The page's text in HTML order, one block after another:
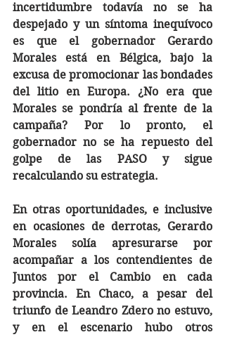
incertidumbre todavía no se ha
despejado y un síntoma inequívoco
es que el gobernador Gerardo
Morales está en Bélgica, bajo la
excusa de promocionar las bondades
del litio en Europa. ¿No era que
Morales se pondría al frente de la
campaña? Por lo pronto, el
gobernador no se ha repuesto del
golpe de las PASO y sigue
recalculando su estrategia.
En otras oportunidades, e inclusive
en ocasiones de derrotas, Gerardo
Morales solía apresurarse por
acompañar a los contendientes de
Juntos por el Cambio en cada
provincia. En Chaco, a pesar del
triunfo de Leandro Zdero no estuvo,
y en el escenario hubo otros